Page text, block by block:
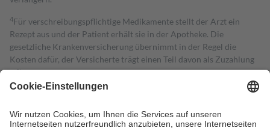
4Für verschreibungspflichtige Medikamente stellt der Arzt ein
Rezept aus und der Patient erhält sie in der Apotheke. Die
gesetzliche Krankenversicherung übernimmt in der Regel die
Kosten dafür, der Versicherte trägt einen Teil davon als Zuzahlung
mit.
Grundsätzlich leisten Mitglieder Zuzahlungen in Höhe von zehn
höchstens zehn Euro.
Es sind jedoch nie mehr als die tatsächlichen
Kosten der Leistung zu entrichten.